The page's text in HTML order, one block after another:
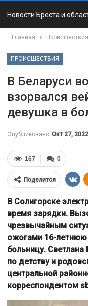
Новости Бреста и
Главная Происшествия
ПРОИСШЕСТВИЯ
В Беларуси
взорвался
девушка в
Опубликовано Окт 27, 2022
0
167
Поделится
В Солигорске
время зарядки.
чрезвычайным
ожогами 16-летнюю
больницу. Светлана
по детству и
центральной
корреспондентом